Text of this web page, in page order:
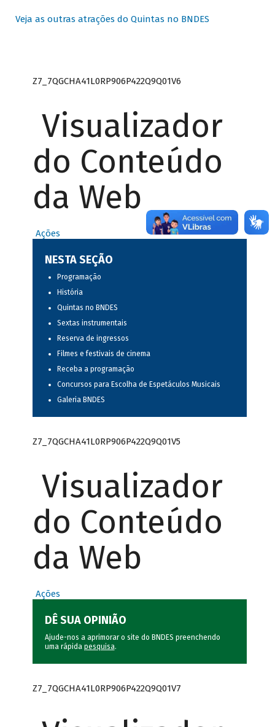
Veja as outras atrações do Quintas no BNDES
Z7_7QGCHA41L0RP906P422Q9Q01V6
Visualizador
do Conteúdo
da Web
Ações
NESTA SEÇÃO
Programação
História
Quintas no BNDES
Sextas instrumentais
Reserva de ingressos
Filmes e festivais de cinema
Receba a programação
Concursos para Escolha de Espetáculos Musicais
Galeria BNDES
Z7_7QGCHA41L0RP906P422Q9Q01V5
Visualizador
do Conteúdo
da Web
Ações
DÊ SUA OPINIÃO
Ajude-nos a aprimorar o site do BNDES preenchendo
uma rápida pesquisa.
Z7_7QGCHA41L0RP906P422Q9Q01V7